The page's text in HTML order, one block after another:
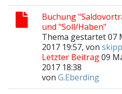
Buchung
und "Soll/Haben"
Thema gestartet 07
2017 19:57, von
Letzter Beitrag09
2017 18:38
von G.Eberding